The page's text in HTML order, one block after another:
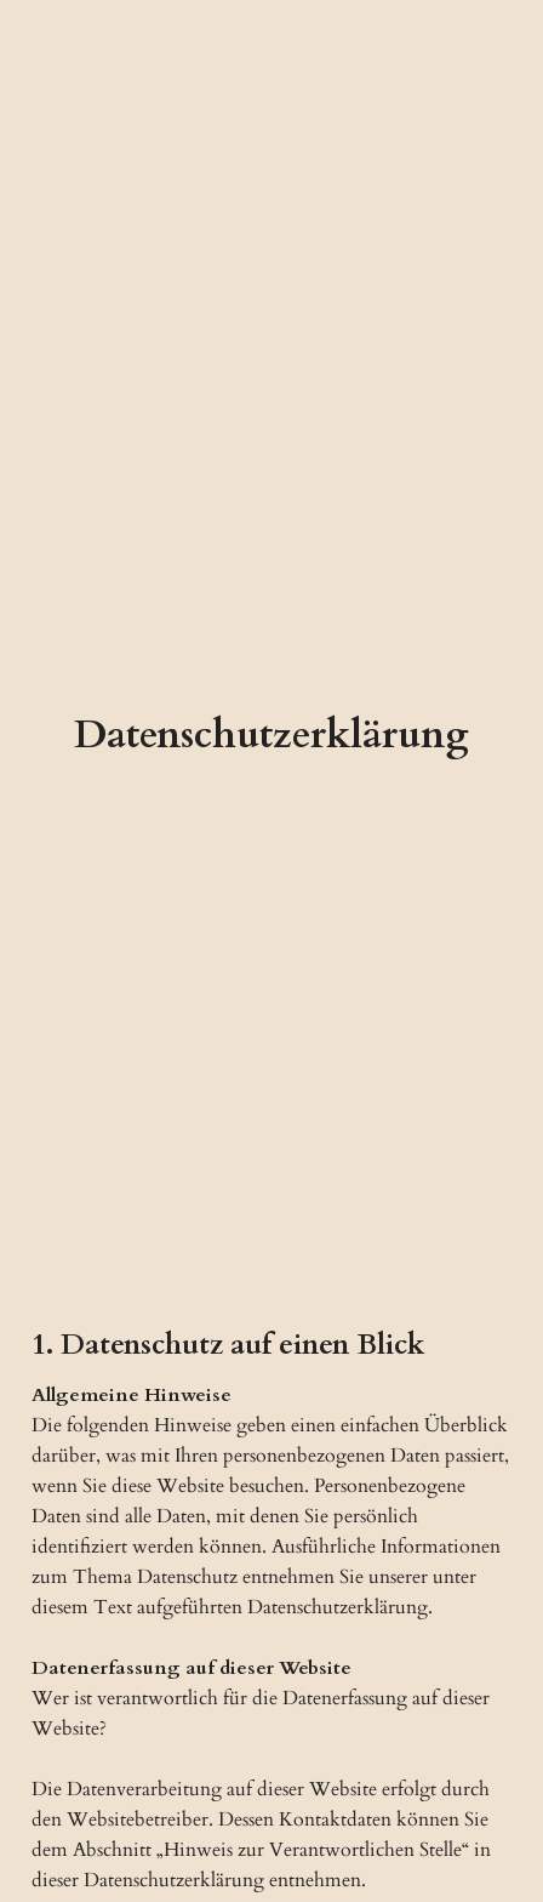
Datenschutzerklärung
1. Datenschutz auf einen Blick
Allgemeine Hinweise
Die folgenden Hinweise geben einen einfachen Überblick
darüber, was mit Ihren personenbezogenen Daten passiert,
wenn Sie diese Website besuchen. Personenbezogene
Daten sind alle Daten, mit denen Sie persönlich
identifiziert werden können. Ausführliche Informationen
zum Thema Datenschutz entnehmen Sie unserer unter
diesem Text aufgeführten Datenschutzerklärung.
Datenerfassung auf dieser Website
Wer ist verantwortlich für die Datenerfassung auf dieser
Website?
Die Datenverarbeitung auf dieser Website erfolgt durch
den Websitebetreiber. Dessen Kontaktdaten können Sie
dem Abschnitt „Hinweis zur Verantwortlichen Stelle“ in
dieser Datenschutzerklärung entnehmen.